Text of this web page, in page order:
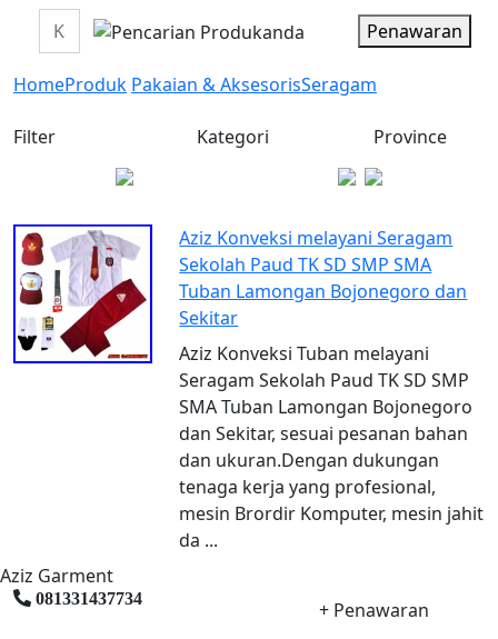
Penawaran
HomeProduk Pakaian & AksesorisSeragam
Filter Kategori Province
Aziz Konveksi melayani Seragam
Sekolah Paud TK SD SMP SMA
Tuban Lamongan Bojonegoro dan
Sekitar
Aziz Konveksi Tuban melayani
Seragam Sekolah Paud TK SD SMP
SMA Tuban Lamongan Bojonegoro
dan Sekitar, sesuai pesanan bahan
dan ukuran.Dengan dukungan
tenaga kerja yang profesional,
mesin Brordir Komputer, mesin jahit
da ...
Aziz Garment
081331437734
+ Penawaran